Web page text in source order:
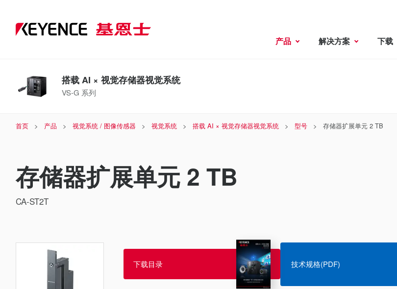
产品 解决方案 下载
搭载 AI × 视觉存储器视觉系统
VS-G 系列
首页 产品 视觉系统 / 图像传感器 视觉系统 搭载 AI × 视觉存储器视觉系统 型号 存储器扩展单元 2 TB
存储器扩展单元 2 TB
CA-ST2T
下载目录 技术规格(PDF)